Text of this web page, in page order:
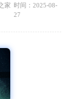
家 时间：2025-08-
27